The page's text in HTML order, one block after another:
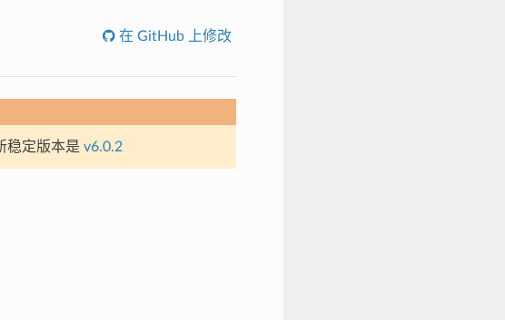
在 GitHub 上修改
稳定版本是 v6.0.2